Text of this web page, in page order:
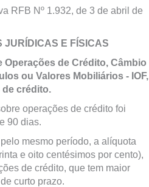
RFB Nº 1.932, de 3 de abril de
JURÍDICAS E FÍSICAS
de Crédito, Câmbio
ou Valores Mobiliários - IOF,
crédito.
operações de crédito foi
90 dias.
mesmo período, a alíquota
e oito centésimos por cento),
de crédito, que tem maior
curto prazo.